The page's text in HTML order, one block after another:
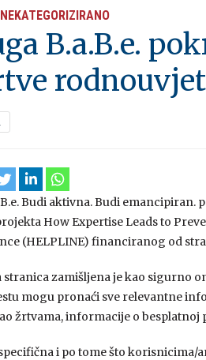
NEKATEGORIZIRANO
B.a.B.e.
Budi aktivna. Budi
How Expertise Leads to
(HELPLINE) financiranog od
zamišljena je kao sigurno
mogu pronaći sve relevantne
žrtvama, informacije o besplatnoj
i po tome što